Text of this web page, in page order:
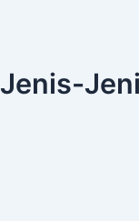
Jenis-